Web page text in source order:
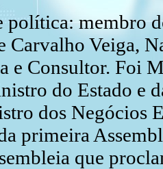
política: membro
Carvalho Veiga,
e Consultor. Foi
do Estado e
dos Negócios
primeira
que